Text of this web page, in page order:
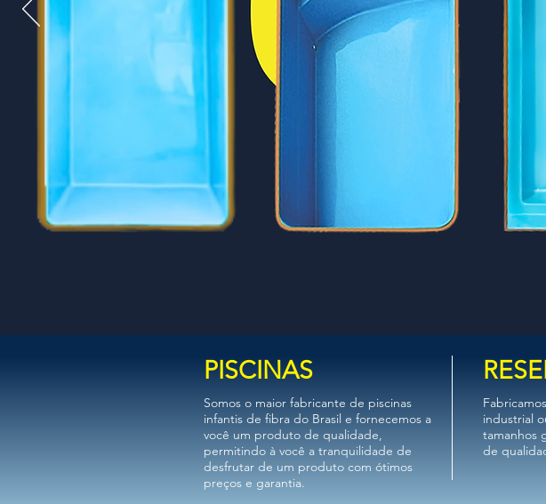
PISCINAS
Somos o maior fabricante de piscinas
infantis de fibra do Brasil e fornecemos a
você um produto de qualidade,
permitindo à você a tranquilidade de
desfrutar de um produto com ótimos
preços e garantia.
industrial
tamanhos
de